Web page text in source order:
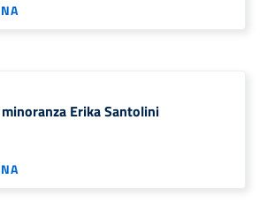
Erika Santolini